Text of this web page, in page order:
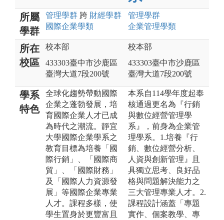
所屬
學群
管理學群 跨 財經學群
國際企業學類
管理學群
企業管理學類
所在
校區
校本部
433303臺中市沙鹿區
臺灣大道7段200號
校本部
433303臺中市沙鹿區
臺灣大道7段200號
學系
特色
全球化趨勢帶動國際
企業之蓬勃發展，培
育國際企業人才已成
為時代之潮流。靜宜
大學國際企業學系之
教育目標為培養「國
際行銷」、「國際商
貿」、「國際財務」
及「國際人力資源發
展」等國際企業專業
人才。課程多樣，使
學生置身於更豐富且
本系自114學年度起奉
核通過更名為『行銷
與數位經營管理學
系』，前身為企業管
理學系。1.培養『行
銷、數位經營分析、
人資與創新管理』且
具獨立思考、良好品
格與問題解決能力之
三大管理專業人才。2.
課程設計涵蓋「專題
實作、個案教學、專